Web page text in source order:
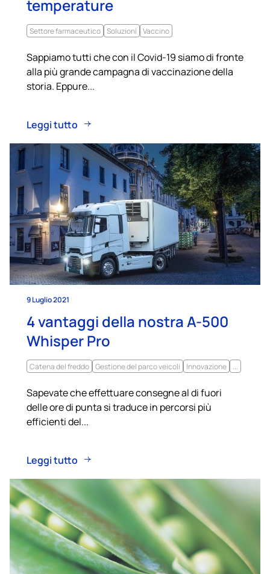
temperature
Settore farmaceutico Soluzioni Vaccino
Sappiamo tutti che con il Covid-19 siamo di fronte
alla più grande campagna di vaccinazione della
storia. Eppure...
Leggi tutto
9 Luglio 2021
4 vantaggi della nostra A-500
Whisper Pro
Catena del freddo Gestione del parco veicoli Innovazione
Sapevate che effettuare consegne al di fuori
delle ore di punta si traduce in percorsi più
efficienti del...
Leggi tutto